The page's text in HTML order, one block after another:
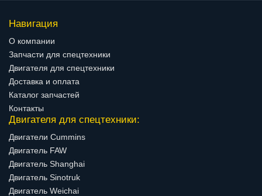
Навигация
О компании
Запчасти для спецтехники
Двигателя для спецтехники
Доставка и оплата
Каталог запчастей
Контакты
Двигателя для спецтехники:
Двигатели Cummins
Двигатель FAW
Двигатель Shanghai
Двигатель Sinotruk
Двигатель Weichai